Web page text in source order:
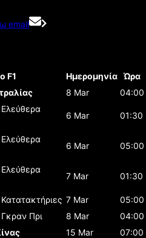
email
F1 Ημερομηνία Ώρα
8 Mar
04:00
Ελεύθερα
6 Mar 01:30
Ελεύθερα
6 Mar 05:00
Ελεύθερα
7 Mar 01:30
Κατατακτήριες 7 Mar
05:00
Γκραν Πρι 8 Mar
04:00
15 Mar
07:00